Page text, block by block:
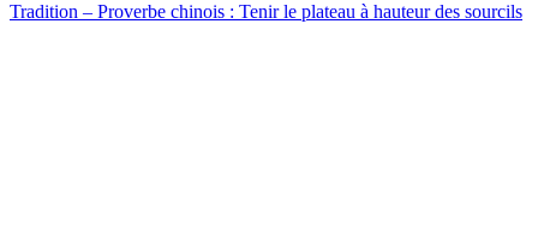
Tradition – Proverbe chinois : Tenir le plateau à hauteur des sourcils